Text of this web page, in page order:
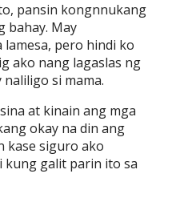
pansin kongnnukang
bahay. May
lamesa, pero hindi ko
ako nang lagaslas ng
si mama.
at kinain ang mga
okay na din ang
kase siguro ako
galit parin ito sa